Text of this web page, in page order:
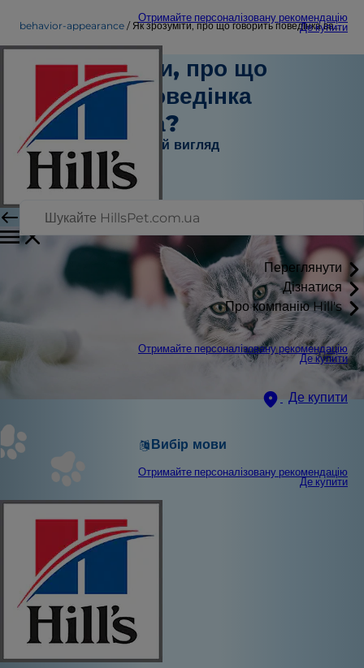
Отримайте персоналізовану рекомендацію
Де купити
Переглянути
Дізнатися
Про компанію Hill's
Отримайте персоналізовану рекомендацію
Де купити
Де купити
Вибір мови
Отримайте персоналізовану рекомендацію
Де купити
behavior-appearance Як зрозуміти, про що говорить поведінка вашого кота?
Як зрозуміти, про що
говорить поведінка
вашого кота?
Поведінка і зовнішній вигляд
Штатний автор
|